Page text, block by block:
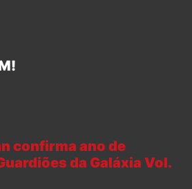
confirma ano de
da Galáxia Vol.